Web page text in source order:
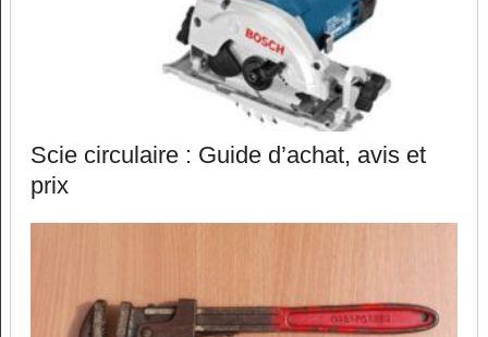
Scie circulaire : Guide d’achat, avis et
prix